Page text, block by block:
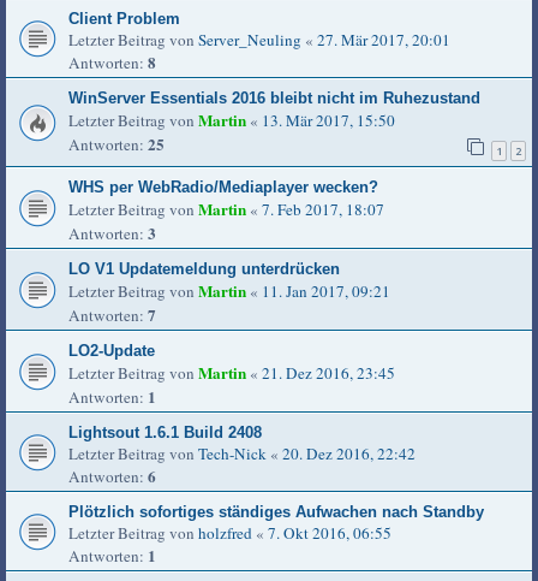
Client Problem
Letzter Beitrag von Server_Neuling « 27. Mär 2017, 20:01
Antworten: 8
WinServer Essentials 2016 bleibt nicht im Ruhezustand
Letzter Beitrag von Martin « 13. Mär 2017, 15:50
Antworten: 25 1 2
WHS per WebRadio/Mediaplayer wecken?
Letzter Beitrag von Martin « 7. Feb 2017, 18:07
Antworten: 3
LO V1 Updatemeldung unterdrücken
Letzter Beitrag von Martin « 11. Jan 2017, 09:21
Antworten: 7
LO2-Update
Letzter Beitrag von Martin « 21. Dez 2016, 23:45
Antworten: 1
Lightsout 1.6.1 Build 2408
Letzter Beitrag von Tech-Nick « 20. Dez 2016, 22:42
Antworten: 6
Plötzlich sofortiges ständiges Aufwachen nach Standby
Letzter Beitrag von holzfred « 7. Okt 2016, 06:55
Antworten: 1